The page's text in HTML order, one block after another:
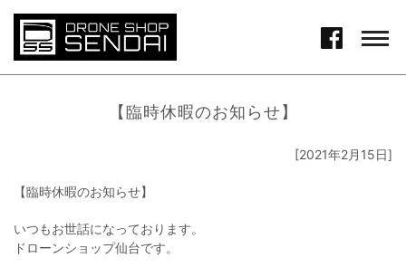
【臨時休暇のお知らせ】
[2021年2月15日]
【臨時休暇のお知らせ】
いつもお世話になっております。
ドローンショップ仙台です。